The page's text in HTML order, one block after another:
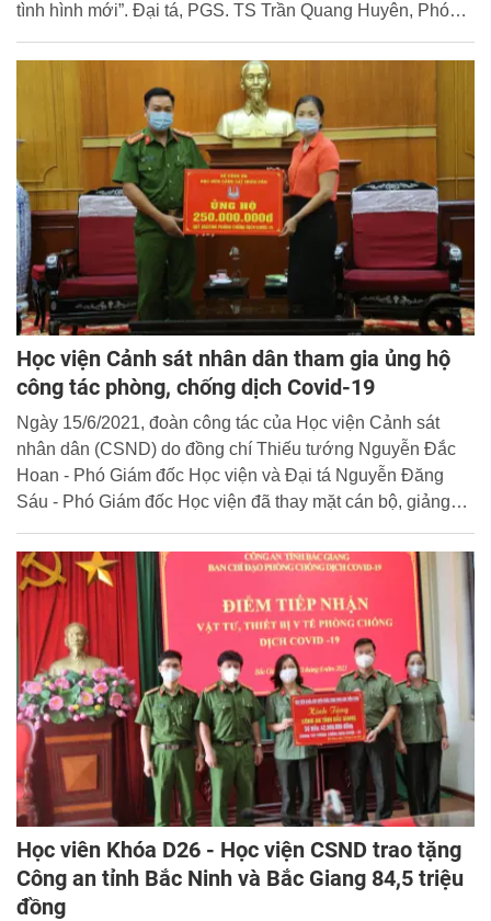
tình hình mới”. Đại tá, PGS. TS Trần Quang Huyên, Phó
Học viện Cảnh sát nhân dân tham gia ủng hộ
công tác phòng, chống dịch Covid-19
Ngày 15/6/2021, đoàn công tác của Học viện Cảnh sát
nhân dân (CSND) do đồng chí Thiếu tướng Nguyễn Đắc
Hoan - Phó Giám đốc Học viện và Đại tá Nguyễn Đăng
Sáu - Phó Giám đốc Học viện đã thay mặt cán bộ, giảng
số tiền 260 triệu đồng ủng hộ công tác phòng, chống dịch
Covid-19.
Học viên Khóa D26 - Học viện CSND trao tặng
Công an tỉnh Bắc Ninh và Bắc Giang 84,5 triệu
đồng